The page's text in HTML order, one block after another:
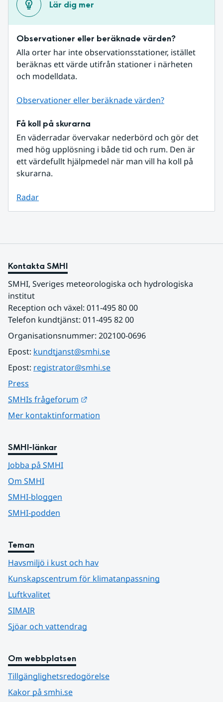
Lär dig mer
Observationer eller beräknade värden?
Alla orter har inte observationsstationer, istället
beräknas ett värde utifrån stationer i närheten
och modelldata.
Observationer eller beräknade värden?
Få koll på skurarna
En väderradar övervakar nederbörd och gör det
med hög upplösning i både tid och rum. Den är
ett värdefullt hjälpmedel när man vill ha koll på
skurarna.
Radar
Kontakta SMHI
SMHI, Sveriges meteorologiska och hydrologiska
institut
Reception och växel: 011-495 80 00
Telefon kundtjänst: 011-495 82 00
Organisationsnummer: 202100-0696
Epost: kundtjanst@smhi.se
Epost: registrator@smhi.se
Press
SMHIs frågeforum
Mer kontaktinformation
SMHI-länkar
Jobba på SMHI
Om SMHI
SMHI-bloggen
SMHI-podden
Teman
Havsmiljö i kust och hav
Kunskapscentrum för klimatanpassning
Luftkvalitet
SIMAIR
Sjöar och vattendrag
Om webbplatsen
Tillgänglighetsredogörelse
Kakor på smhi.se